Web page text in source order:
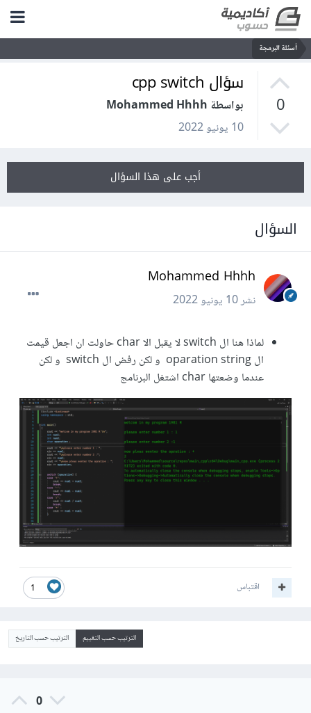
أسئلة البرمجة
0
سؤال cpp switch
بواسطة Mohammed Hhhh
10 يونيو 2022
أجب على هذا السؤال
السؤال
Mohammed Hhhh
نشر10 يونيو 2022
لماذا هنا ال switch لا يقبل الا char حاولت ان اجعل قيمت
ال oparation string و لكن رفض ال switch و لكن
عندما وضعتها char اشتغل البرنامج
1 اقتباس
الترتيب حسب التقييم الترتيب حسب التاريخ
0